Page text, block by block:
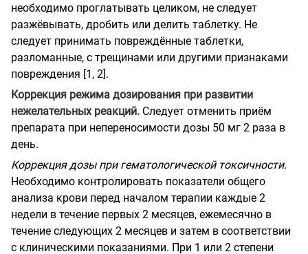
необходимо проглатывать целиком, не следует
разжёвывать, дробить или делить таблетку. Не
следует принимать повреждённые таблетки,
разломанные, с трещинами или другими признаками
повреждения [1, 2].
Коррекция режима дозирования при развитии
нежелательных реакций. Следует отменить приём
препарата при непереносимости дозы 50 мг 2 раза в
день.
Коррекция дозы при гематологической токсичности.
Необходимо контролировать показатели общего
анализа крови перед началом терапии каждые 2
недели в течение первых 2 месяцев, ежемесячно в
течение следующих 2 месяцев и затем в соответствии
с клиническими показаниями. При 1 или 2 степени